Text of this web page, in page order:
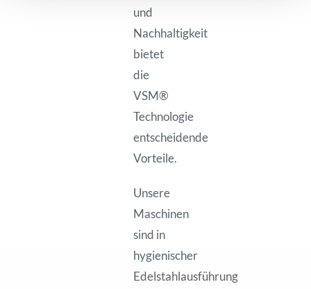
und
Nachhaltigkeit
bietet
die
VSM®
Technologie
entscheidende
Vorteile.
Unsere
Maschinen
sind in
hygienischer
Edelstahlausführung